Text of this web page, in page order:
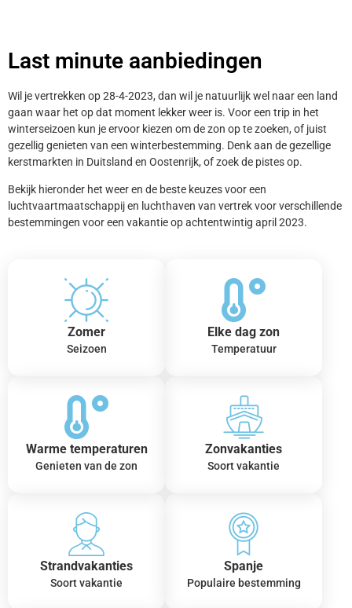
Last minute aanbiedingen
Wil je vertrekken op 28-4-2023, dan wil je natuurlijk wel naar een land
gaan waar het op dat moment lekker weer is. Voor een trip in het
winterseizoen kun je ervoor kiezen om de zon op te zoeken, of juist
gezellig genieten van een winterbestemming. Denk aan de gezellige
kerstmarkten in Duitsland en Oostenrijk, of zoek de pistes op.
Bekijk hieronder het weer en de beste keuzes voor een
luchtvaartmaatschappij en luchthaven van vertrek voor verschillende
bestemmingen voor een vakantie op achtentwintig april 2023.
Zomer
Seizoen
Elke dag zon
Temperatuur
Warme temperaturen
Genieten van de zon
Zonvakanties
Soort vakantie
Strandvakanties
Soort vakantie
Spanje
Populaire bestemming